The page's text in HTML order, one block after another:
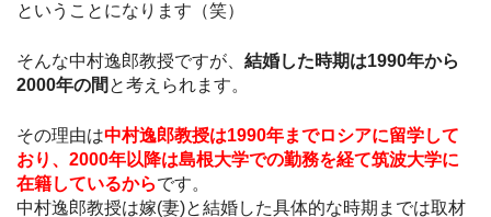
ということになります（笑）
そんな中村逸郎教授ですが、 結婚した時期は1990年から
2000年の間 と考えられます。
その理由は中村逸郎教授は1990年までロシアに留学して
おり、2000年以降は島根大学での勤務を経て筑波大学に
在籍しているからです。
中村逸郎教授は嫁(妻)と結婚した具体的な時期までは取材